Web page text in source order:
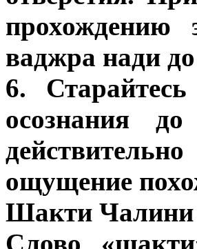
прохождению
ваджра нади
6.
осознания
ощущение
Шакти
Слово